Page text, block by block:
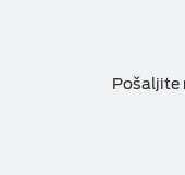
Pošaljite